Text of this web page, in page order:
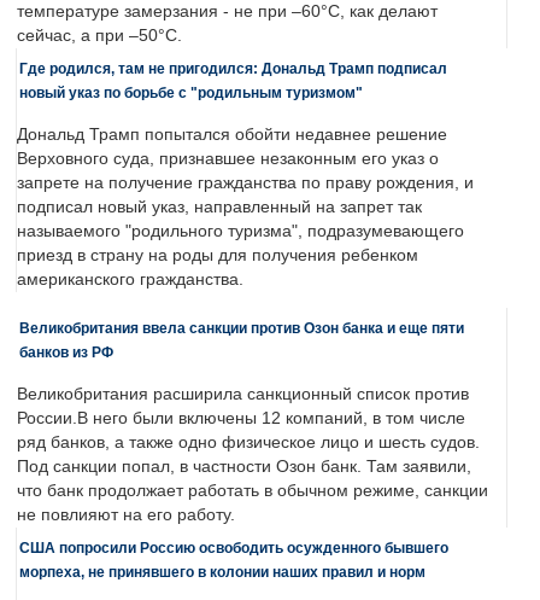
температуре замерзания - не при –60°C, как делают
сейчас, а при –50°C.
Где родился, там не пригодился: Дональд Трамп подписал
новый указ по борьбе с "родильным туризмом"
Дональд Трамп попытался обойти недавнее решение
Верховного суда, признавшее незаконным его указ о
запрете на получение гражданства по праву рождения, и
подписал новый указ, направленный на запрет так
называемого "родильного туризма", подразумевающего
приезд в страну на роды для получения ребенком
американского гражданства.
Великобритания ввела санкции против Озон банка и еще пяти
банков из РФ
Великобритания расширила санкционный список против
России.В него были включены 12 компаний, в том числе
ряд банков, а также одно физическое лицо и шесть судов.
Под санкции попал, в частности Озон банк. Там заявили,
что банк продолжает работать в обычном режиме, санкции
не повлияют на его работу.
США попросили Россию освободить осужденного бывшего
морпеха, не принявшего в колонии наших правил и норм